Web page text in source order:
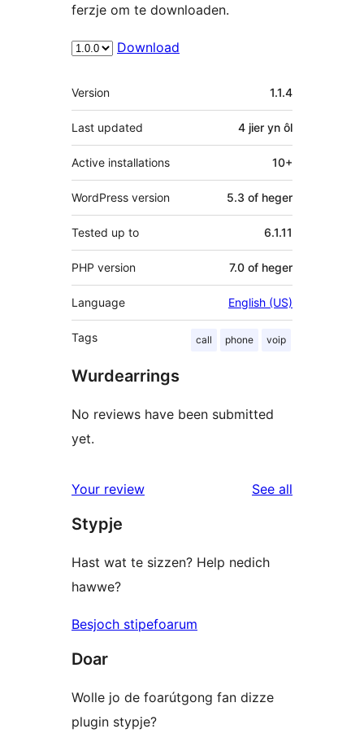
ferzje om te downloaden.
Download
Meta
Version 1.1.4
Last updated 4 jier yn ôl
Active installations 10+
WordPress version 5.3 of heger
Tested up to 6.1.11
PHP version 7.0 of heger
Language English (US)
Tags call phone voip
Wurdearrings
No reviews have been submitted
yet.
Your review See all
Stypje
Hast wat te sizzen? Help nedich
hawwe?
Besjoch stipefoarum
Doar
Wolle jo de foarútgong fan dizze
plugin stypje?